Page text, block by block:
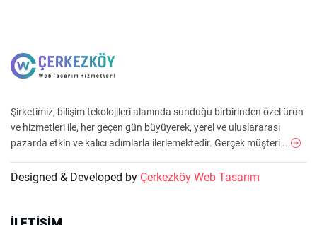
Şirketimiz, bilişim tekolojileri alanında sunduğu birbirinden özel ürün
ve hizmetleri ile, her geçen gün büyüyerek, yerel ve uluslararası
pazarda etkin ve kalıcı adımlarla ilerlemektedir. Gerçek müşteri ...
Designed & Developed by Çerkezköy Web Tasarım